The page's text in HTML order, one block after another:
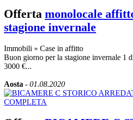
Offerta monolocale
stagione invernale
Immobili » Case in affitto
Buon giorno per la stagione invernale 1
3000 €...
Aosta - 01.08.2020